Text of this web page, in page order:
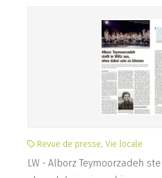
Revue de presse, Vie locale
LW - Alborz Teymoorzadeh